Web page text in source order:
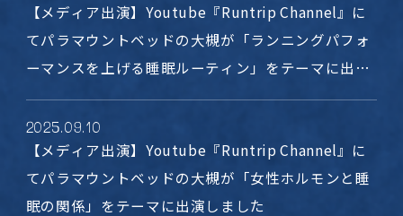
【メディア出演】Youtube『Runtrip Channel』に
てパラマウントベッドの大槻が「ランニングパフォ
ーマンスを上げる睡眠ルーティン」をテーマに出演
しました
2025.09.10
【メディア出演】Youtube『Runtrip Channel』に
てパラマウントベッドの大槻が「女性ホルモンと睡
眠の関係」をテーマに出演しました